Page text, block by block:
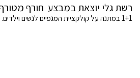
רשת גלי יוצאת במבצע חורף
1+1 במתנה על קולקציית המגפיים לנשים וילדים.